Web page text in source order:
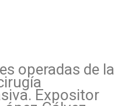
operadas de la
Expositor